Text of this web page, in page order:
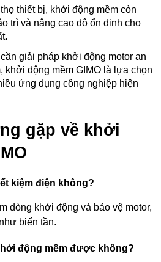
thiết bị, khởi động mềm còn
trì và nâng cao độ ổn định cho
giải pháp khởi động motor an
khởi động mềm GIMO là lựa chọn
ứng dụng công nghiệp hiện
gặp về khởi
kiệm điện không?
dòng khởi động và bảo vệ motor,
biến tần.
động mềm được không?